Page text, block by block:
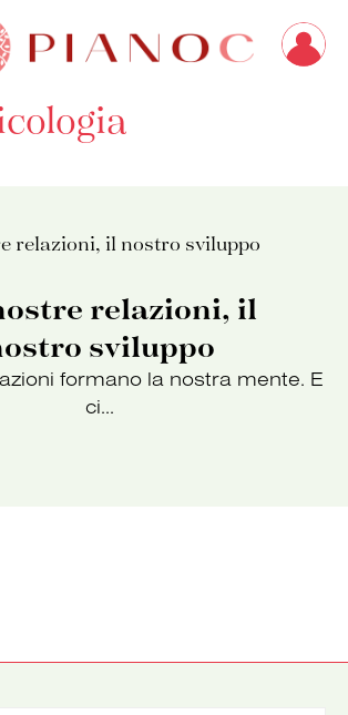
relazioni, il
sviluppo
formano la nostra mente. E
ci...